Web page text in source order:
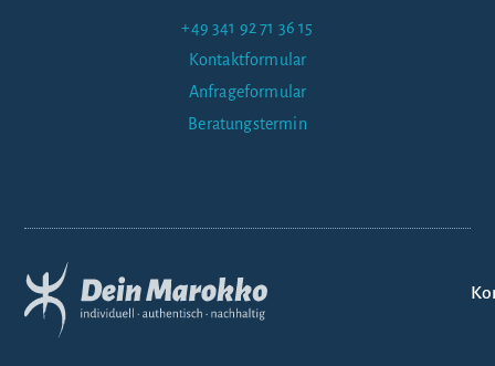
+49 341 92 71 36 15
Kontaktformular
Anfrageformular
Beratungstermin